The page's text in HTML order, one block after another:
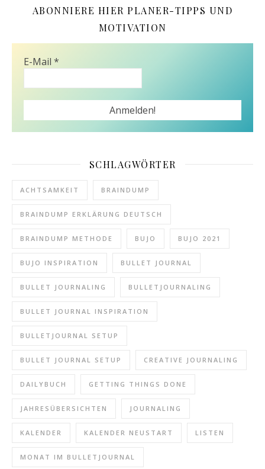
ABONNIERE HIER PLANER-TIPPS UND
MOTIVATION
E-Mail *
SCHLAGWÖRTER
ACHTSAMKEIT BRAINDUMP
BRAINDUMP ERKLÄRUNG DEUTSCH
BRAINDUMP METHODE BUJO BUJO 2021
BUJO INSPIRATION BULLET JOURNAL
BULLET JOURNALING BULLETJOURNALING
BULLET JOURNAL INSPIRATION
BULLETJOURNAL SETUP
BULLET JOURNAL SETUP CREATIVE JOURNALING
DAILYBUCH GETTING THINGS DONE
JAHRESÜBERSICHTEN JOURNALING
KALENDER KALENDER NEUSTART LISTEN
MONAT IM BULLETJOURNAL